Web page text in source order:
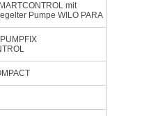
mit
Pumpe WILO PARA